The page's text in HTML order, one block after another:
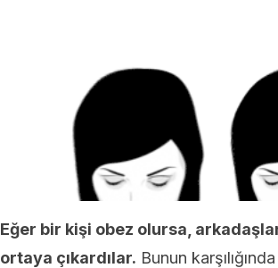
Eğer bir kişi obez olursa,
ortaya çıkardılar. Bunun